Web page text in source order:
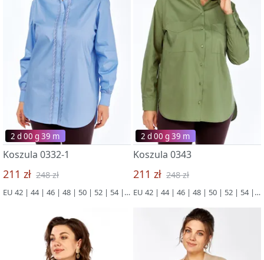
2 d 00 g 39 m
Koszula 0332-1
211 zł 248 zł
EU 42 | 44 | 46 | 48 | 50 | 52 | 54 | 56 | 58 | 60 | 62 | 64 | 66
2 d 00 g 39 m
Koszula 0343
211 zł 248 zł
EU 42 | 44 | 46 | 48 | 50 | 52 | 54 | 56 | 58 | 60 | 62 | 64 | 66